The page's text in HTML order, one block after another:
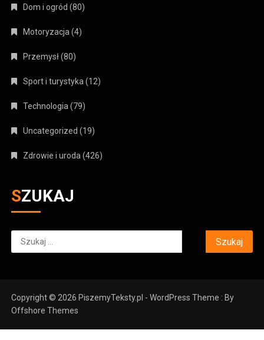
Dom i ogród (80)
Motoryzacja(4)
Przemysł(80)
Sport i turystyka(12)
Technologia(79)
Uncategorized (19)
Zdrowie i uroda(426)
SZUKAJ
Szukaj:
Copyright © 2026 PiszemyTeksty.pl - WordPress Theme : By
Offshore Themes